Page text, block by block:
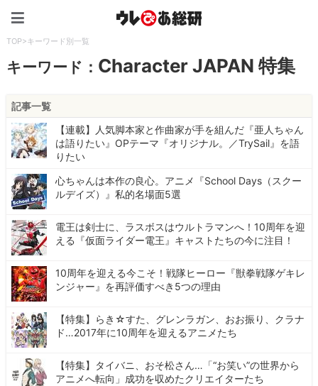
TOP>キーワード別一覧
キーワード： Character JAPAN 特集
記事一覧
【連載】人気脚本家と作曲家が手を組んだ『亜人ちゃん
は語りたい』OPテーマ『オリジナル。／TrySail』を語
りたい
心ちゃんは本作の良心。アニメ『School Days（スクー
ルデイズ）』私的名場面5選
電王は剣士に、ラスボスはウルトラマンへ！10周年を迎
える『仮面ライダー電王』キャストたちの今に注目！
10周年を迎える今こそ！戦隊ヒーロー『獣拳戦隊ゲキレ
ンジャー』を再評価すべき5つの理由
【特集】らき☆すた、グレンラガン、おお振り、クラナ
ド…2017年に10周年を迎えるアニメたち
【特集】タイバニ、おそ松さん…「“お笑い”の世界から
アニメへ転向」成功を収めたクリエイターたち